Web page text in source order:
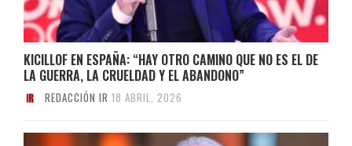
KICILLOF EN ESPAÑA: “HAY OTRO CAMINO QUE NO ES EL DE
LA GUERRA, LA CRUELDAD Y EL ABANDONO”
REDACCIÓN IR 18 ABRIL, 2026